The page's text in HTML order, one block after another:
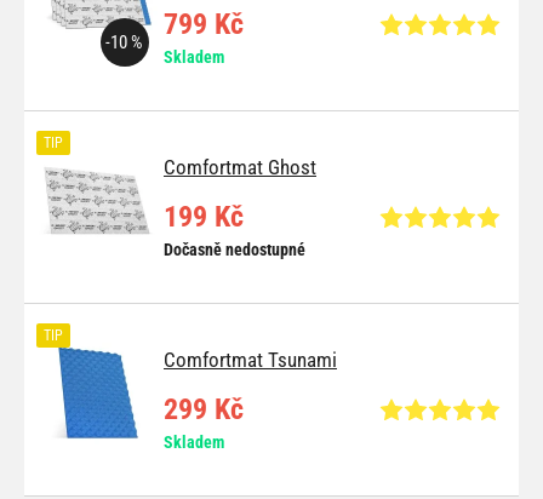
-10 %
799 Kč
Skladem
Comfortmat Ghost
TIP
199 Kč
Dočasně nedostupné
Comfortmat Tsunami
TIP
299 Kč
Skladem